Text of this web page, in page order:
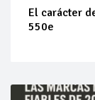
El carácter
550e